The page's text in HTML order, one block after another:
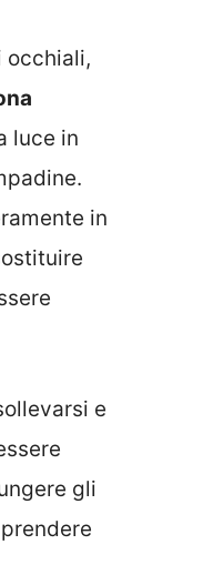
occhiali,
luce in
in
e
gli